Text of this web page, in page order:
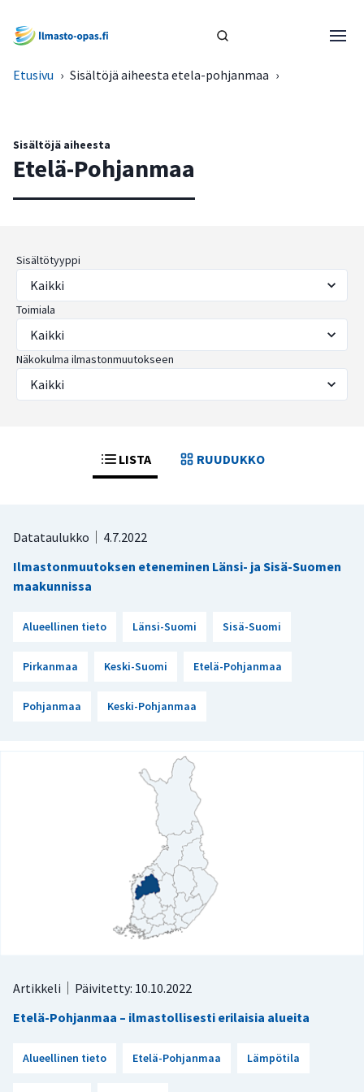
Etusivu › Sisältöjä aiheesta etela-pohjanmaa ›
Sisältöjä aiheesta
Etelä-Pohjanmaa
Sisältötyyppi
Toimiala
Näkokulma ilmastonmuutokseen
LISTA RUUDUKKO
Datataulukko
4.7.2022
Ilmastonmuutoksen eteneminen Länsi- ja Sisä-Suomen
maakunnissa
Alueellinen tieto Länsi-Suomi Sisä-Suomi
Pirkanmaa Keski-Suomi Etelä-Pohjanmaa
Pohjanmaa Keski-Pohjanmaa
Artikkeli
Päivitetty: 10.10.2022
Etelä-Pohjanmaa – ilmastollisesti erilaisia alueita
Alueellinen tieto Etelä-Pohjanmaa Lämpötila